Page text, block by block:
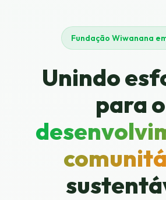
Fundação Wiwanana
Unindo
para o